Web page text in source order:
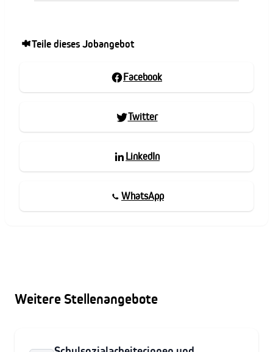
Teile dieses Jobangebot
Facebook
Twitter
LinkedIn
WhatsApp
Weitere Stellenangebote